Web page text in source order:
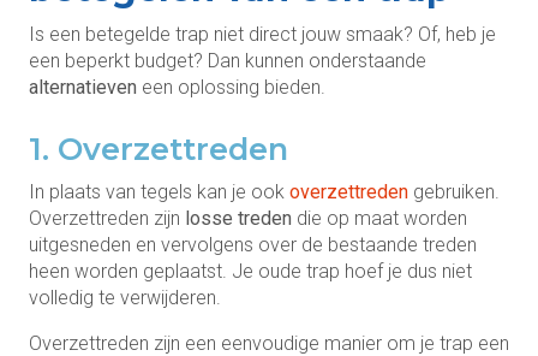
Is een betegelde trap niet direct jouw smaak? Of, heb je
een beperkt budget? Dan kunnen onderstaande
alternatieven een oplossing bieden.
1. Overzettreden
In plaats van tegels kan je ook overzettreden gebruiken.
Overzettreden zijn losse treden die op maat worden
uitgesneden en vervolgens over de bestaande treden
heen worden geplaatst. Je oude trap hoef je dus niet
volledig te verwijderen.
Overzettreden zijn een eenvoudige manier om je trap een